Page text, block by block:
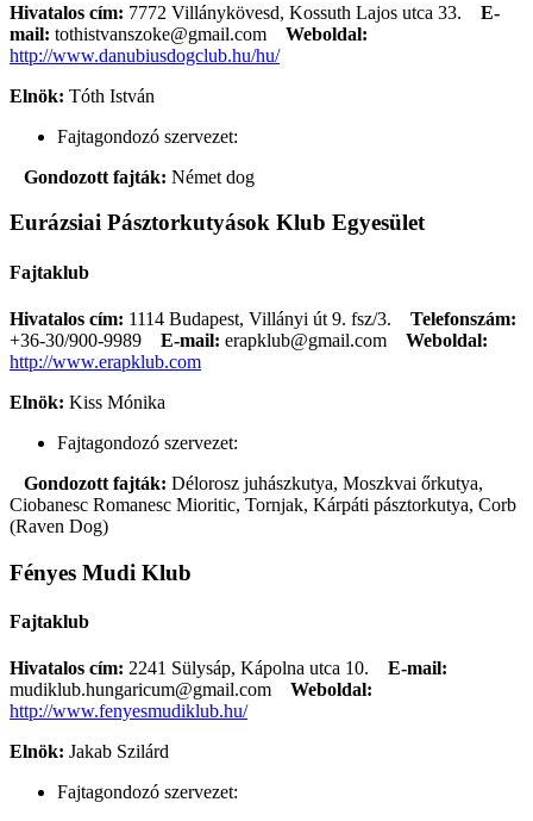
Hivatalos cím: 7772 Villánykövesd, Kossuth Lajos utca 33. E-
mail: tothistvanszoke@gmail.com
Weboldal:
http://www.danubiusdogclub.hu/hu/
Elnök: Tóth István
Fajtagondozó szervezet:
Gondozott fajták: Német dog
Eurázsiai Pásztorkutyások Klub Egyesület
Fajtaklub
Hivatalos cím: 1114 Budapest, Villányi út 9. fsz/3. Telefonszám:
+36-30/900-9989
E-mail: erapklub@gmail.com
Weboldal:
http://www.erapklub.com
Elnök: Kiss Mónika
Fajtagondozó szervezet:
Gondozott fajták: Délorosz juhászkutya, Moszkvai őrkutya,
Ciobanesc Romanesc Mioritic, Tornjak, Kárpáti pásztorkutya, Corb
(Raven Dog)
Fényes Mudi Klub
Fajtaklub
Hivatalos cím: 2241 Sülysáp, Kápolna utca 10. E-mail:
mudiklub.hungaricum@gmail.com
Weboldal:
http://www.fenyesmudiklub.hu/
Elnök: Jakab Szilárd
Fajtagondozó szervezet: